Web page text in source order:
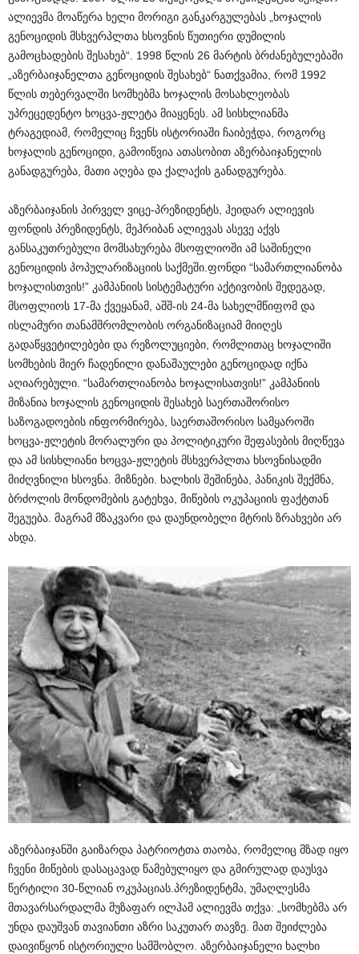
ალიევმა მოაწერა ხელი მორიგი განკარგულებას „ხოჯალის
გენოციდის მსხვერპლთა ხსოვნის წუთიერი დუმილის
გამოცხადების შესახებ“. 1998 წლის 26 მარტის ბრძანებულებაში
„აზერბაიჯანელთა გენოციდის შესახებ“ ნათქვამია, რომ 1992
წლის თებერვალში სომხებმა ხოჯალის მოსახლეობას
უპრეცედენტო ხოცვა-ჟლეტა მიაყენეს. ამ სისხლიანმა
ტრაგედიამ, რომელიც ჩვენს ისტორიაში ჩაიბეჭდა, როგორც
ხოჯალის გენოციდი, გამოიწვია ათასობით აზერბაიჯანელის
განადგურება, მათი აღება და ქალაქის განადგურება.
აზერბაიჯანის პირველ ვიცე-პრეზიდენტს, ჰეიდარ ალიევის
ფონდის პრეზიდენტს, მეჰრიბან ალიევას ასევე აქვს
განსაკუთრებული მომსახურება მსოფლიოში ამ საშინელი
გენოციდის პოპულარიზაციის საქმეში.ფონდი “სამართლიანობა
ხოჯალისთვის!” კამპანიის სისტემატური აქტივობის შედეგად,
მსოფლიოს 17-მა ქვეყანამ, აშშ-ის 24-მა სახელმწიფომ და
ისლამური თანამშრომლობის ორგანიზაციამ მიიღეს
გადაწყვეტილებები და რეზოლუციები, რომლითაც ხოჯალიში
სომხების მიერ ჩადენილი დანაშაულები გენოციდად იქნა
აღიარებული. “სამართლიანობა ხოჯალისათვის!” კამპანიის
მიზანია ხოჯალის გენოციდის შესახებ საერთაშორისო
საზოგადოების ინფორმირება, საერთაშორისო სამყაროში
ხოცვა-ჟლეტის მორალური და პოლიტიკური შეფასების მიღწევა
და ამ სისხლიანი ხოცვა-ჟლეტის მსხვერპლთა ხსოვნისადმი
მიძღვნილი ხსოვნა. მიზნები. ხალხის შეშინება, პანიკის შექმნა,
ბრძოლის მონდომების გატეხვა, მიწების ოკუპაციის ფაქტთან
შეგუება. მაგრამ მზაკვარი და დაუნდობელი მტრის ზრახვები არ
ახდა.
აზერბაიჯანში გაიზარდა პატრიოტთა თაობა, რომელიც მზად იყო
ჩვენი მიწების დასაცავად წამებულიყო და გმირულად დაუსვა
წერტილი 30-წლიან ოკუპაციას.პრეზიდენტმა, უმაღლესმა
მთავარსარდალმა მუზაფარ ილჰამ ალიევმა თქვა: „სომხებმა არ
უნდა დაუშვან თავიანთი აზრი საკუთარ თავზე. მათ შეიძლება
დაივიწყონ ისტორიული სამშობლო. აზერბაიჯანელი ხალხი